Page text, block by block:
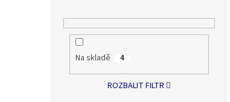
Na skladě 4
ROZBALIT FILTR